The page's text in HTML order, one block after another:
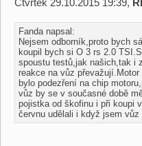
Čtvrtek 29.10.2015 19:39,
Fanda napsal:
Nejsem odborník,proto bych
koupil bych si O 3 rs 2.0
spoustu testů,jak našich,tak i
reakce na vůz
bylo podezření na chip
vůz by se v současné době
pojistka od škofinu i při koupi
červnu udělali i když jsem vůz